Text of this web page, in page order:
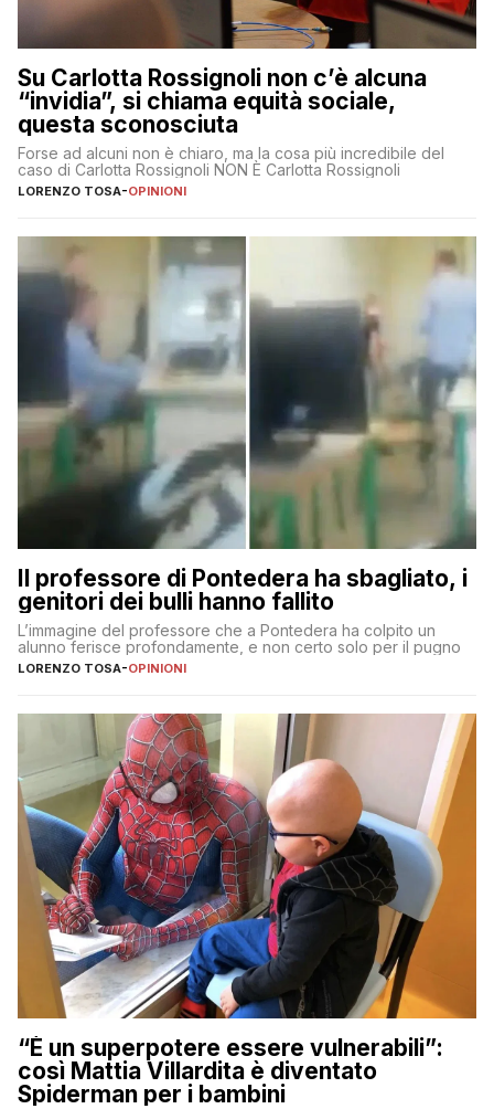
Su Carlotta Rossignoli non c’è alcuna
“invidia”, si chiama equità sociale,
questa sconosciuta
Forse ad alcuni non è chiaro, ma la cosa più incredibile del
caso di Carlotta Rossignoli NON È Carlotta Rossignoli
LORENZO TOSA-OPINIONI
Il professore di Pontedera ha sbagliato, i
genitori dei bulli hanno fallito
L’immagine del professore che a Pontedera ha colpito un
alunno ferisce profondamente, e non certo solo per il pugno
LORENZO TOSA-OPINIONI
“È un superpotere essere vulnerabili”:
così Mattia Villardita è diventato
Spiderman per i bambini